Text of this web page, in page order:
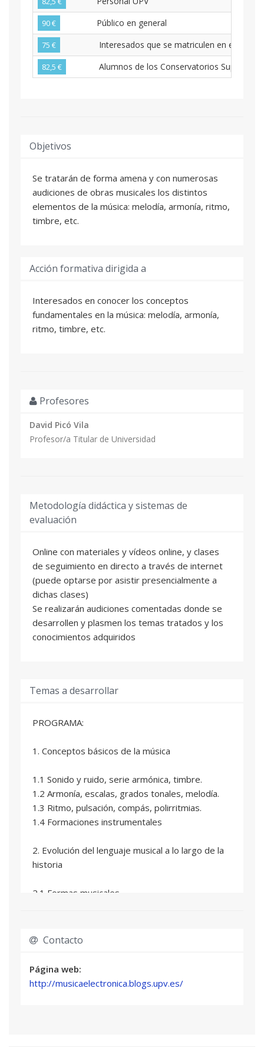
90 € Público en general
75 € Interesados que se matriculen en el año
82,5 € Alumnos de los Conservatorios
Objetivos
Se tratarán de forma amena y con numerosas
audiciones de obras musicales los distintos
elementos de la música: melodía, armonía, ritmo,
timbre, etc.
Acción formativa dirigida a
Interesados en conocer los conceptos
fundamentales en la música: melodía, armonía,
ritmo, timbre, etc.
Profesores
David Picó Vila
Profesor/a Titular de Universidad
Metodología didáctica y sistemas de
evaluación
Online con materiales y vídeos online, y clases
de seguimiento en directo a través de internet
(puede optarse por asistir presencialmente a
dichas clases)
Se realizarán audiciones comentadas donde se
desarrollen y plasmen los temas tratados y los
conocimientos adquiridos
Temas a desarrollar
PROGRAMA:
1. Conceptos básicos de la música
1.1 Sonido y ruido, serie armónica, timbre.
1.2 Armonía, escalas, grados tonales, melodía.
1.3 Ritmo, pulsación, compás, polirritmias.
1.4 Formaciones instrumentales
2. Evolución del lenguaje musical a lo largo de la
historia
2.1 Formas musicales
2.4 Evolución del timbre en la orquesta
evolución
Contacto
Página web:
http://musicaelectronica.blogs.upv.es/